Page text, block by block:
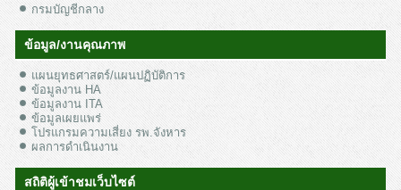
กรมบัญชีกลาง
ข้อมูล/งานคุณภาพ
แผนยุทธศาสตร์/แผนปฏิบัติการ
ข้อมูลงาน HA
ข้อมูลงาน ITA
ข้อมูลเผยแพร่
โปรแกรมความเสี่ยง รพ.จังหาร
ผลการดำเนินงาน
สถิติผู้เข้าชมเว็บไซต์